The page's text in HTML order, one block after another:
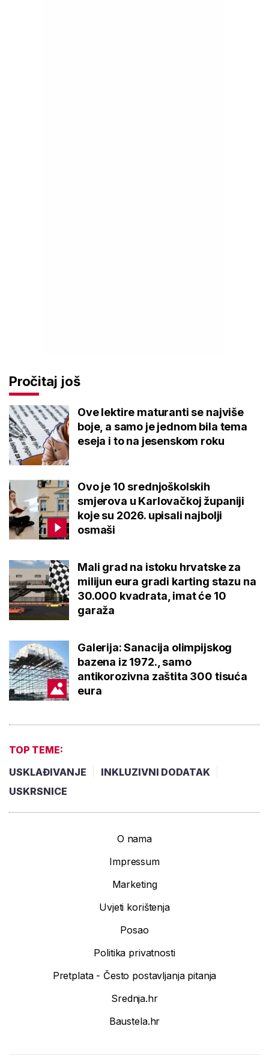
Pročitaj još
Ove lektire maturanti se najviše
boje, a samo je jednom bila tema
eseja i to na jesenskom roku
Ovo je 10 srednjoškolskih
smjerova u Karlovačkoj županiji
koje su 2026. upisali najbolji
osmaši
Mali grad na istoku hrvatske za
milijun eura gradi karting stazu na
30.000 kvadrata, imat će 10
garaža
Galerija: Sanacija olimpijskog
bazena iz 1972., samo
antikorozivna zaštita 300 tisuća
eura
TOP TEME:
USKLAĐIVANJE
INKLUZIVNI DODATAK
USKRSNICE
O nama
Impressum
Marketing
Uvjeti korištenja
Posao
Politika privatnosti
Pretplata - Često postavljanja pitanja
Srednja.hr
Baustela.hr